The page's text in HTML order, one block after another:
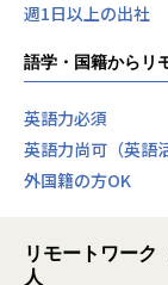
週1日以上の出社
語学・国籍からリ
英語力必須
英語力尚可（英語
外国籍の方OK
リモートワーク
人